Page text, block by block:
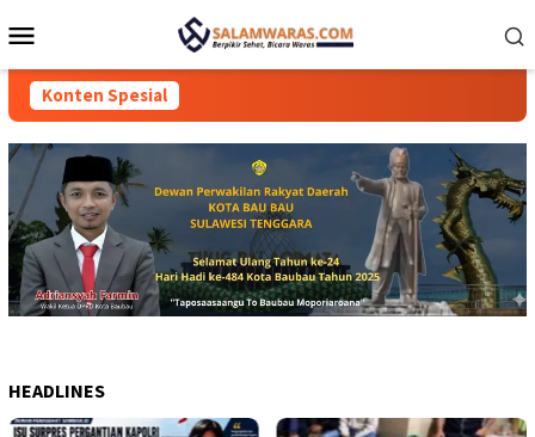
ke
Mobile
Konten Spesial
HEADLINES